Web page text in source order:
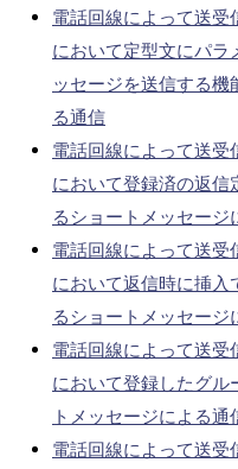
電話回線によって送受
において定型文にパラ
ッセージを送信する機
る通信
電話回線によって送受
において登録済の返信
るショートメッセージ
電話回線によって送受
において返信時に挿入
るショートメッセージ
電話回線によって送受
において登録したグル
トメッセージによる通
電話回線によって送受